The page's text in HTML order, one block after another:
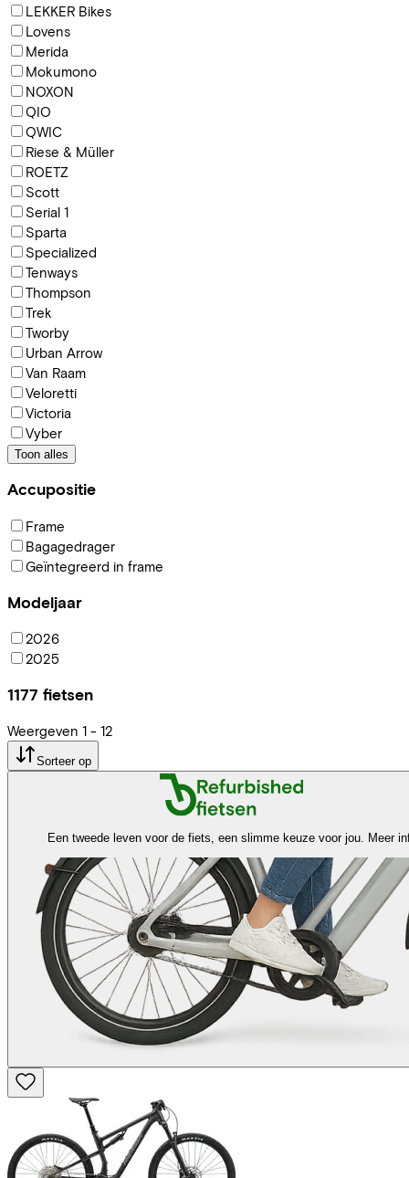
LEKKER Bikes
Lovens
Merida
Mokumono
NOXON
QIO
QWIC
Riese & Müller
ROETZ
Scott
Serial 1
Sparta
Specialized
Tenways
Thompson
Trek
Tworby
Urban Arrow
Van Raam
Veloretti
Victoria
Vyber
Toon alles
Accupositie
Frame
Bagagedrager
Geïntegreerd in frame
Modeljaar
2026
2025
1177 fietsen
Weergeven 1 - 12
Sorteer op
Een tweede leven voor de fiets, een slimme keuze voor jou. Meer